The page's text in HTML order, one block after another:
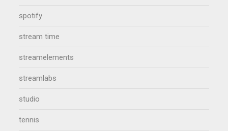
spotify
stream time
streamelements
streamlabs
studio
tennis